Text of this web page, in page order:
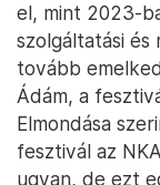
el, mint 2023-
szolgáltatási
tovább
Ádám, a
Elmondása
fesztivál az
ugyan, de ezt